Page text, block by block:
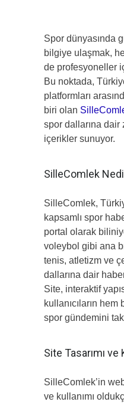
Spor dünyasında
bilgiye ulaşmak,
de profesyoneller
Bu noktada,
platformları
biri olan
spor dallarına dair
içerikler sunuyor.
SilleComlek
SilleComlek,
kapsamlı spor
portal olarak
voleybol gibi ana
tenis, atletizm ve
dallarına dair
Site, interaktif
kullanıcıların
spor gündemini
Site Tasarımı ve
SilleComlek’in
ve kullanımı